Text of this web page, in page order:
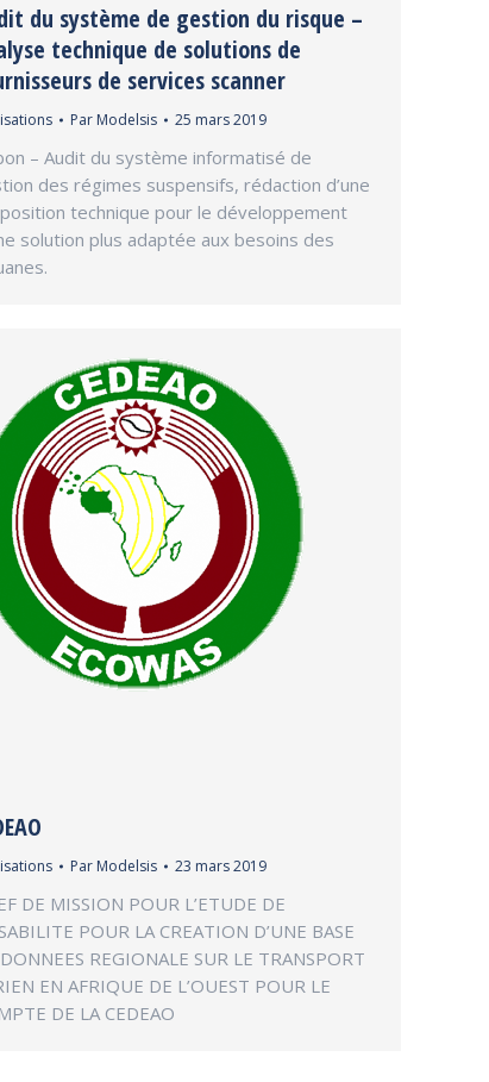
du système de gestion du risque –
technique de solutions de
de services scanner
Par Modelsis 25 mars 2019
– Audit du système informatisé de
des régimes suspensifs, rédaction d’une
technique pour le développement
solution plus adaptée aux besoins des
Par Modelsis 23 mars 2019
DE MISSION POUR L’ETUDE DE
POUR LA CREATION D’UNE BASE
REGIONALE SUR LE TRANSPORT
EN AFRIQUE DE L’OUEST POUR LE
DE LA CEDEAO